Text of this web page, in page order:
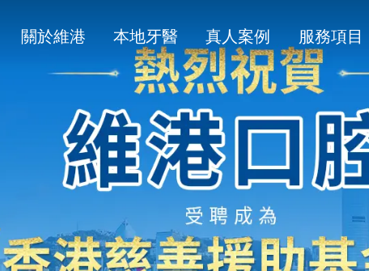
關於維港 本地牙醫 真人案例 服務項目